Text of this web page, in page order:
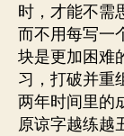
时，才能不需
而不用每写一
块是更加困难
习，打破并重
两年时间里的
原谅字越练越